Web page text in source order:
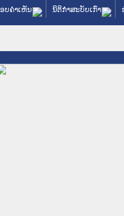
ບຄໍາເຫັນ ນິຕິກໍາສະບັບເກົ່າ